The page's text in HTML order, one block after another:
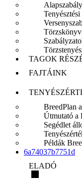
Alapszabály
TAGOK
FAJTÁINK
BreedPlan
Útmutató a
Segédlet
Példák
6a74037b7751d
ELADÓ